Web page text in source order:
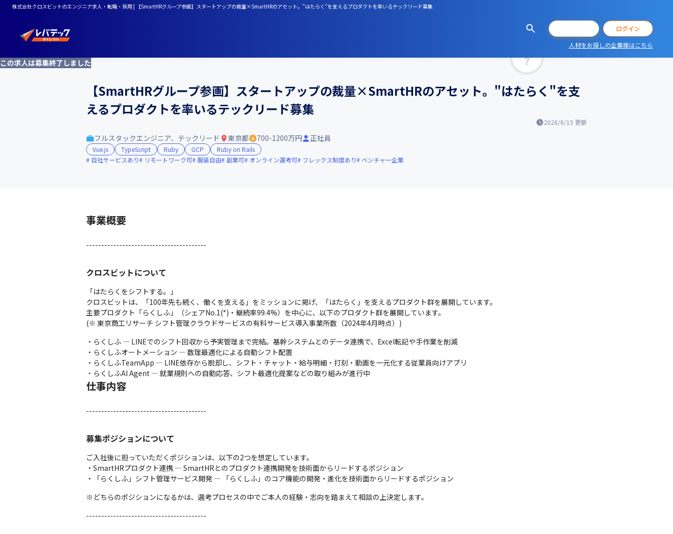
株式会社クロスビットのエンジニア求人・転職・採用 | 【SmartHRグループ参画】スタートアップの裁量×SmartHRのアセット。"はたらく"を支えるプロダクトを率いるテックリード募集
ログイン
人材をお探しの企業様はこちら
この求人は募集終了しました
【SmartHRグループ参画】スタートアップの裁量×SmartHRのアセット。"はたらく"を支
えるプロダクトを率いるテックリード募集
2026/6/15 更新
フルスタックエンジニア、テックリード 東京都 700-1200万円 正社員
Vue.js TypeScript Ruby GCP
Ruby on Rails
自社サービスあり
リモートワーク可 服装自由 副業可 オンライン選考可 フレックス制度あり ベンチャー企業
事業概要
----------------------------------------
クロスビットについて
「はたらくをシフトする。」
クロスビットは、「100年先も続く、働くを支える」をミッションに掲げ、「はたらく」を支えるプロダクト群を展開しています。
主要プロダクト「らくしふ」（シェアNo.1(*)・継続率99.4%）を中心に、以下のプロダクト群を展開しています。
(※ 東京商工リサーチ シフト管理クラウドサービスの有料サービス導入事業所数（2024年4月時点）)
・らくしふ — LINEでのシフト回収から予実管理まで完結。基幹システムとのデータ連携で、Excel転記や手作業を削減
・らくしふオートメーション — 数理最適化による自動シフト配置
・らくしふTeamApp — LINE依存から脱却し、シフト・チャット・給与明細・打刻・動画を一元化する従業員向けアプリ
・らくしふAI Agent — 就業規則への自動応答、シフト最適化提案などの取り組みが進行中
仕事内容
----------------------------------------
募集ポジションについて
ご入社後に担っていただくポジションは、以下の2つを想定しています。
・SmartHRプロダクト連携 — SmartHRとのプロダクト連携開発を技術面からリードするポジション
・「らくしふ」シフト管理サービス開発 — 「らくしふ」のコア機能の開発・進化を技術面からリードするポジション
※どちらのポジションになるかは、選考プロセスの中でご本人の経験・志向を踏まえて相談の上決定します。
----------------------------------------